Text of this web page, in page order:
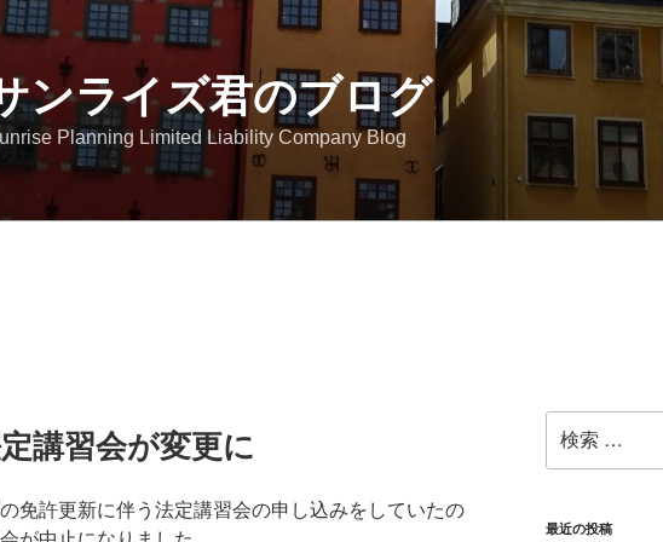
ンライズ君のブログ
Planning Limited Liability Company Blog
講習会が変更に
免許更新に伴う法定講習会の申し込みをしていたの
索:
最近の投稿